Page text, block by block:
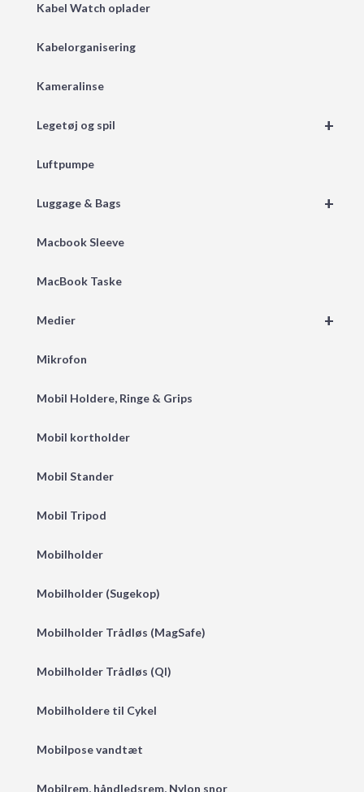
Kabel Watch oplader
Kabelorganisering
Kameralinse
+
Legetøj og spil
Luftpumpe
+
Luggage & Bags
Macbook Sleeve
MacBook Taske
+
Medier
Mikrofon
Mobil Holdere, Ringe & Grips
Mobil kortholder
Mobil Stander
Mobil Tripod
Mobilholder
Mobilholder (Sugekop)
Mobilholder Trådløs (MagSafe)
Mobilholder Trådløs (QI)
Mobilholdere til Cykel
Mobilpose vandtæt
Mobilrem, håndledsrem, Nylon snor